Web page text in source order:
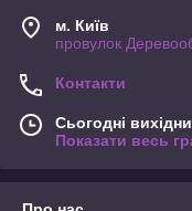
м. Київ
провулок
Контакти
Сьогодні
Показати весь